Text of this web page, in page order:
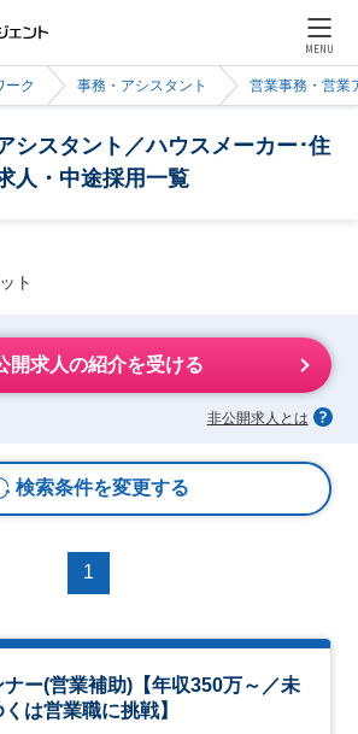
MENU
ーク 事務・アシスタント 営業事務・営業
シスタント／ハウスメーカー･住
人・中途採用一覧
ト
開求人の紹介を受ける
非公開求人とは
検索条件を変更する
1
ー(営業補助)【年収350万～／未
は営業職に挑戦】